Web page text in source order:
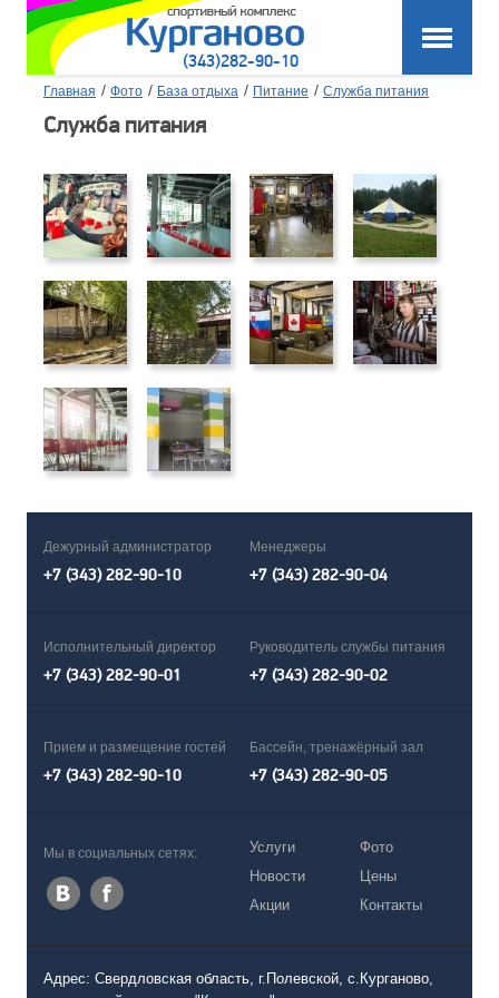
(343)282-90-10
Главная / Фото / База отдыха / Питание / Служба питания
Служба питания
Дежурный администратор
+7 (343) 282-90-10
Менеджеры
+7 (343) 282-90-04
Исполнительный директор
+7 (343) 282-90-01
Руководитель службы питания
+7 (343) 282-90-02
Прием и размещение гостей
+7 (343) 282-90-10
Бассейн, тренажёрный зал
+7 (343) 282-90-05
Мы в социальных сетях:
Услуги
Новости
Акции
Фото
Цены
Контакты
Адрес: Свердловская область, г.Полевской, с.Курганово,